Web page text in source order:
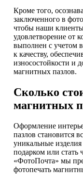
Кроме того,
заключенного в
чтобы наши
удовлетворение от
выполнен с учетом
к качеству,
износостойкости и
магнитных пазлов.
Сколько
магнитных
Оформление
пазлов становится
уникальные
подарком или стать
«ФотоПочта» мы
фотопечать